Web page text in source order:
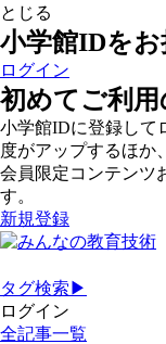
とじる
小学館IDを
ログイン
初めてご利用
小学館IDに登録して
度がアップするほか、
会員限定コンテンツ
す。
新規登録
タグ検索▶
ログイン
全記事一覧